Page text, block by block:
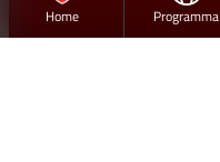
Home Programma